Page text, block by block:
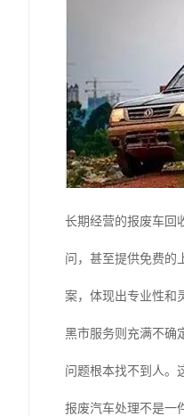
长期经营的报废车回
问，甚至提供免费的
案，体现出专业性和
黑市服务则充满不确
问题根本找不到人。
报废汽车处理不是一